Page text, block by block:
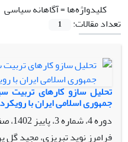
کلیدواژه‌ها =آگاهانه سیاسی
تعداد مقالات:
1
تحلیل سازو کارهای
جمهوری اسلامی ایران با
دوره 4، شماره 3، پاییز 1402، صفحه
فرامرز نوید تبریزی، مجید